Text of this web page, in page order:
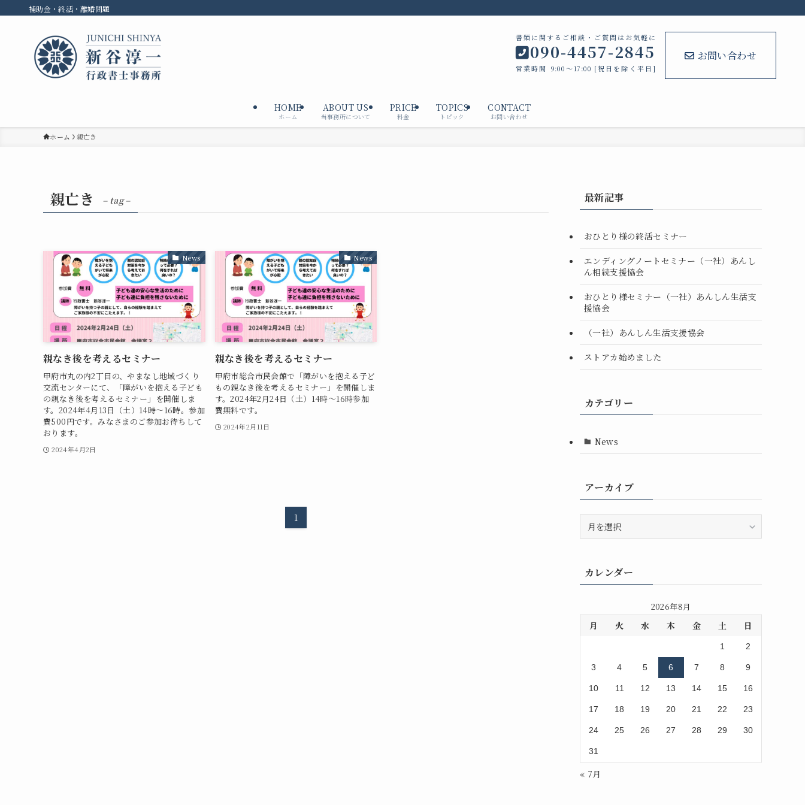
補助金・終活・離婚問題
書類に関するご相談・ご質問はお気軽に
090-4457-2845
営業時間 9:00～17:00 [祝日を除く平日]
お問い合わせ
HOME
ホーム
ABOUT US
当事務所について
PRICE
料金
TOPICS
トピック
CONTACT
お問い合わせ
ホーム 親亡き
親亡き – tag –
News
親なき後を考えるセミナー
甲府市丸の内2丁目の、やまなし地域づくり
交流センターにて、「障がいを抱える子ども
の親なき後を考えるセミナー」を開催しま
す。2024年4月13日（土）14時～16時。参加
費500円です。みなさまのご参加お待ちして
おります。
2024年4月2日
News
親なき後を考えるセミナー
甲府市総合市民会館で「障がいを抱える子ど
もの親なき後を考えるセミナー」を開催しま
す。2024年2月24日（土）14時～16時参加
費無料です。
2024年2月11日
1
最新記事
おひとり様の終活セミナー
エンディングノートセミナー（一社）あんし
ん相続支援協会
おひとり様セミナー（一社）あんしん生活支
援協会
（一社）あんしん生活支援協会
ストアカ始めました
カテゴリー
News
アーカイブ
ブカレンダー
2026年8月
月 火 水 木 金 土 日
1 2
3 4 5 6 7 8 9
10 11 12 13 14 15 16
17 18 19 20 21 22 23
24 25 26 27 28 29 30
31
« 7月